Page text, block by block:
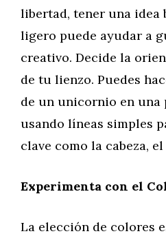
libertad, tener una idea
ligero puede ayudar a
creativo. Decide la
de tu lienzo. Puedes
de un unicornio en una
usando líneas simples
clave como la cabeza,
Experimenta con el
La elección de colores